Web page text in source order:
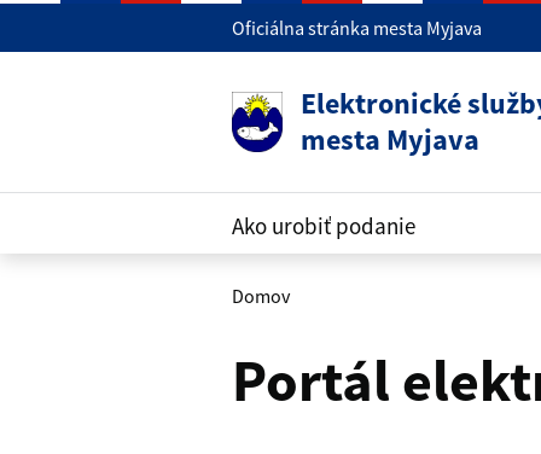
Oficiálna stránka mesta Myjava
Elektronické
mesta Myjava
Ako urobiť podanie
Domov - Myjava
Domov
Portál